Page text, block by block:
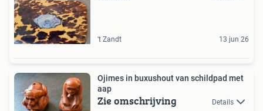
't Zandt 13 jun 26
Ojimes in buxushout van schildpad met
aap
Zie omschrijving Details